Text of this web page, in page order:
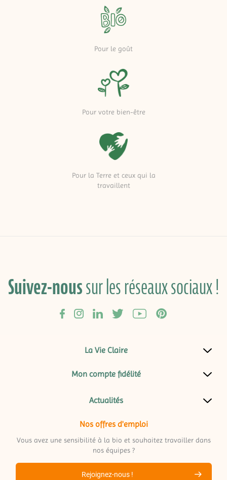
Pour le goût
Pour votre bien-être
Pour la Terre et ceux qui la
travaillent
Suivez-noussur les réseaux sociaux !
La Vie Claire
Mon compte fidélité
Actualités
Nos offres d'emploi
Vous avez une sensibilité à la bio et souhaitez travailler dans
nos équipes ?
Rejoignez-nous !